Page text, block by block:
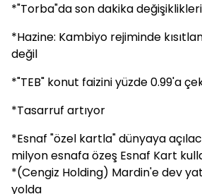
*"Torba"da son dakika değişiklikleri
*Hazine: Kambiyo rejiminde
değil
*"TEB" konut faizini yüzde 0.99'a
*Tasarruf artıyor
*Esnaf "özel kartla" dünyaya
milyon esnafa özeş Esnaf Kart
*(Cengiz Holding) Mardin'e dev
yolda